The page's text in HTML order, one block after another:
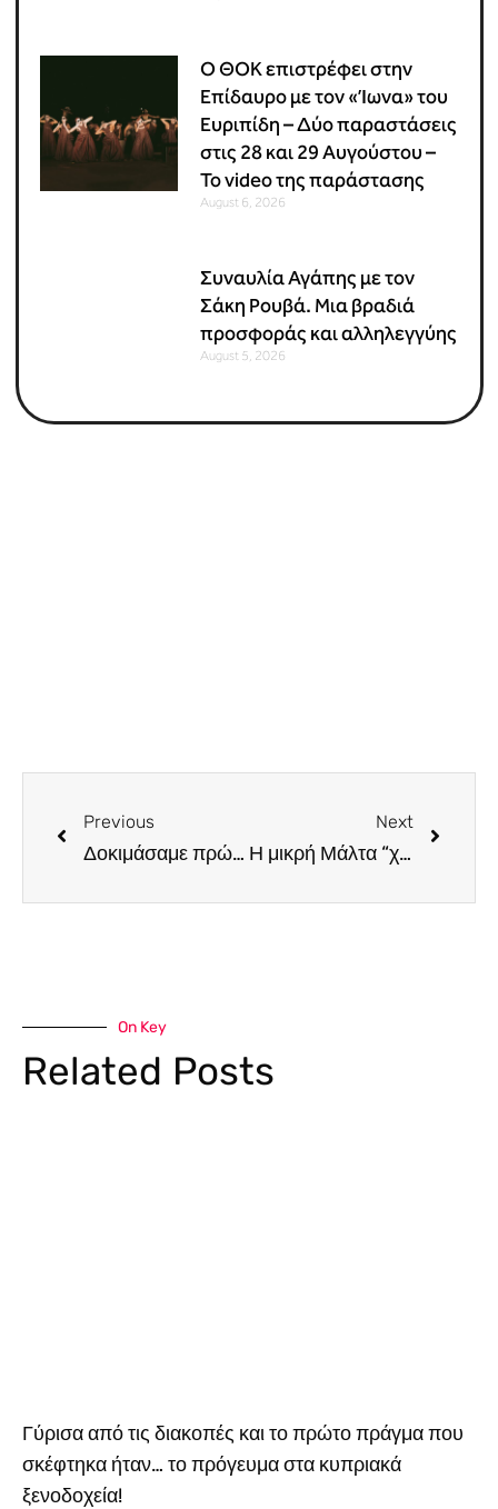
Ο ΘΟΚ επιστρέφει στην
Επίδαυρο με τον «Ίωνα» του
Ευριπίδη – Δύο παραστάσεις
στις 28 και 29 Αυγούστου –
Το video της παράστασης
August 6, 2026
Συναυλία Αγάπης με τον
Σάκη Ρουβά. Μια βραδιά
προσφοράς και αλληλεγγύης
August 5, 2026
Previous
Δοκιμάσαμε πρώτοι το ανοιξιάτικο μενού του The Cookshop και σας μεταφέρουμε εντυπώσεις
Next
Η μικρή Μάλτα “χαμογελά” με το πρώτο, διάστερο εστιατόριο Michelin και τα 40 σε αριθμό, στον οδηγό
On Key
Related Posts
Γύρισα από τις διακοπές και το πρώτο πράγμα που
σκέφτηκα ήταν… το πρόγευμα στα κυπριακά
ξενοδοχεία!